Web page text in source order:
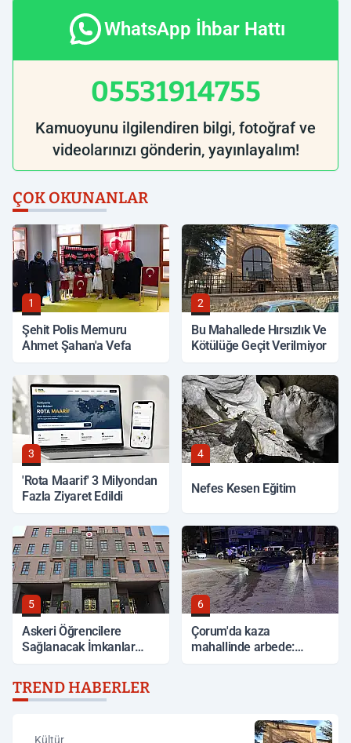
WhatsApp İhbar Hattı
05531914755
Kamuoyunu ilgilendiren bilgi, fotoğraf ve
videolarınızı gönderin, yayınlayalım!
ÇOK OKUNANLAR
1
Şehit Polis Memuru
Ahmet Şahan'a Vefa
2
Bu Mahallede Hırsızlık Ve
Kötülüğe Geçit Verilmiyor
3
'Rota Maarif' 3 Milyondan
Fazla Ziyaret Edildi
4
Nefes Kesen Eğitim
5
Askeri Öğrencilere
Sağlanacak İmkanlar
6
Çorum'da kaza
mahallinde arbede:
TREND HABERLER
Kültür